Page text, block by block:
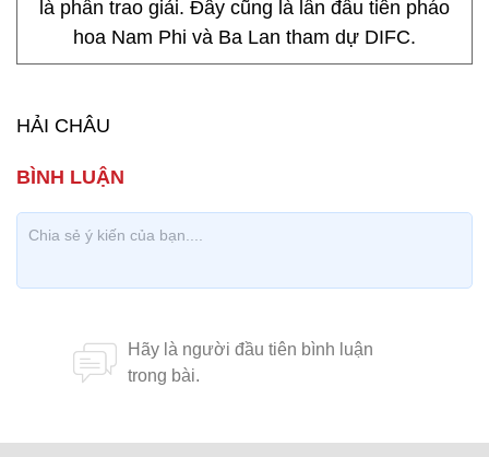
là phần trao giải. Đây cũng là lần đầu tiên pháo
hoa Nam Phi và Ba Lan tham dự DIFC.
HẢI CHÂU